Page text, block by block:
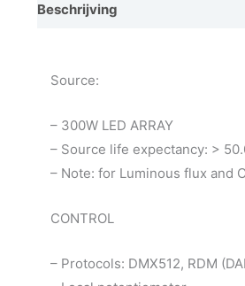
Beschrijving
Source:
– 300W LED ARRAY
– Source life expectancy: >
– Note: for Luminous flux and
CONTROL
– Protocols: DMX512, RDM